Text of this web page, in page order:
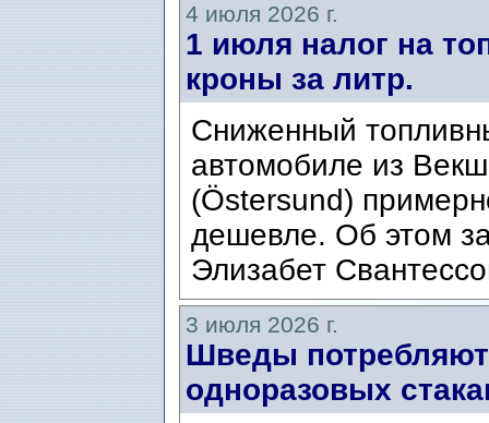
4 июля 2026 г.
1 июля налог на
кроны за литр.
Сниженный
автомобиле из
(Östersund)
дешевле. Об этом
Элизабет
3 июля 2026 г.
Шведы
одноразовых